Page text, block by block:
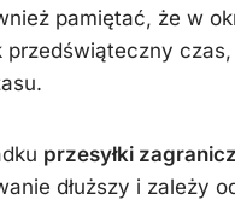
pamiętać, że w
przedświąteczny
przesyłki
dłuższy i zależy